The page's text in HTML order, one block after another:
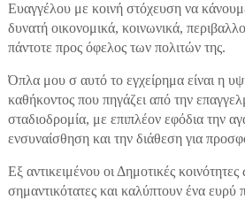
Ευαγγέλου με κοινή στόχευση να
δυνατή οικονομικά, κοινωνικά,
πάντοτε προς όφελος των πολιτών της.
Όπλα μου σ αυτό το εγχείρημα είναι η
καθήκοντος που πηγάζει από την
σταδιοδρομία, με επιπλέον εφόδια την
ενσυναίσθηση και την διάθεση για
Εξ αντικειμένου οι Δημοτικές κοινότητες
σημαντικότατες και καλύπτουν ένα ευρύ